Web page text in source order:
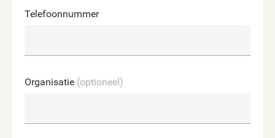
Telefoonnummer
Organisatie (optioneel)